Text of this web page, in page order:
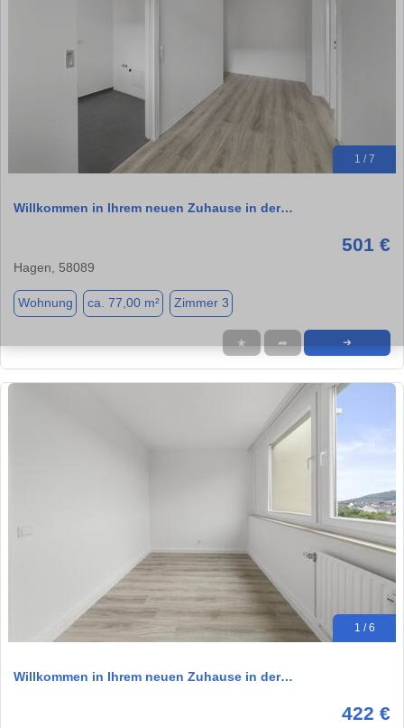
1 / 7
Willkommen in Ihrem neuen Zuhause in der…
501 €
Hagen, 58089
Wohnung ca. 77,00 m² Zimmer 3
★ ➦ ➜
1 / 6
Willkommen in Ihrem neuen Zuhause in der…
422 €